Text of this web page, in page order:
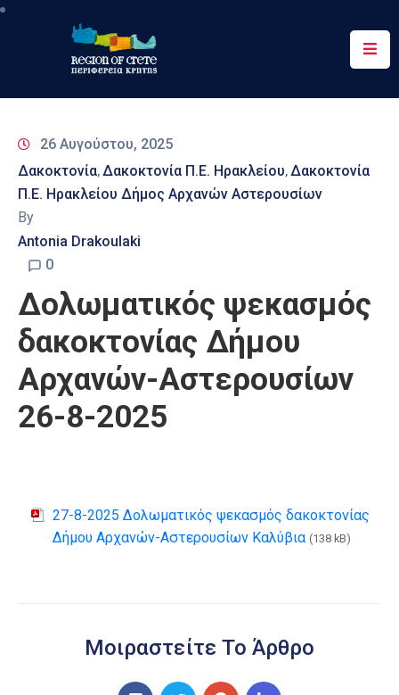
Περιφέρεια
&
Δράσεις
Ψηφιακές
Υπηρεσίες
Επικοινωνία
26 Αυγούστου, 2025
Δακοκτονία‚Δακοκτονία Π.Ε. Ηρακλείου‚Δακοκτονία
Π.Ε. Ηρακλείου Δήμος Αρχανών Αστερουσίων
By
Antonia Drakoulaki
0
Δολωματικός ψεκασμός
δακοκτονίας Δήμου
Αρχανών-Αστερουσίων
26-8-2025
27-8-2025 Δολωματικός ψεκασμός δακοκτονίας
Δήμου Αρχανών-Αστερουσίων Καλύβια (138 kB)
Μοιραστείτε Το Άρθρο